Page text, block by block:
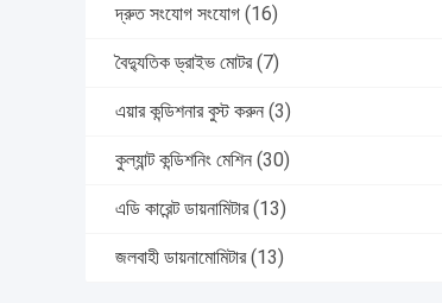
দ্রুত সংযোগ সংযোগ (16)
বৈদ্যুতিক ড্রাইভ মোটর (7)
এয়ার কন্ডিশনার বুস্ট করুন (3)
কুল্যান্ট কন্ডিশনিং মেশিন (30)
এডি কারেন্ট ডায়নামিটার (13)
জলবাহী ডায়নামোমিটার (13)